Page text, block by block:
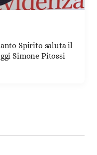
Spirito saluta il
Simone Pitossi